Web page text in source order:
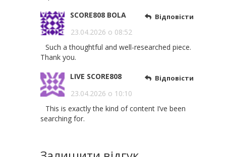
SCORE808 BOLA
23.04.2026 о 08:52
Such a thoughtful and well-researched piece.
Thank you.
Відповісти
LIVE SCORE808
23.04.2026 о 10:10
This is exactly the kind of content I’ve been
searching for.
Відповісти